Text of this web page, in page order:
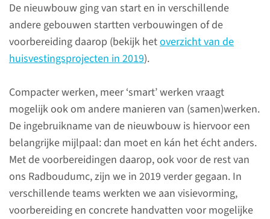
De nieuwbouw ging van start en in verschillende
andere gebouwen startten verbouwingen of de
voorbereiding daarop (bekijk hetoverzicht van de
huisvestingsprojecten in 2019).
Compacter werken, meer ‘smart’ werken vraagt
mogelijk ook om andere manieren van (samen)werken.
De ingebruikname van de nieuwbouw is hiervoor een
belangrijke mijlpaal: dan moet en kán het écht anders.
Met de voorbereidingen daarop, ook voor de rest van
ons Radboudumc, zijn we in 2019 verder gegaan. In
verschillende teams werkten we aan visievorming,
voorbereiding en concrete handvatten voor mogelijke
20 minuten powernappen. Dat
kunnen de zorgverleners sinds
2019 op de IC tijdens de
nachtdiensten. 'Ook als je niet
rustmoment toch een
verkwikkend effect te hebben’,
vertelt Malou van Ewijk,
seniorverpleegkundige op de
IC.
naar pagina